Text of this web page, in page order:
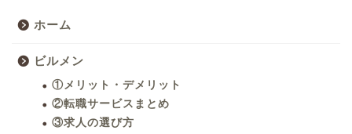
ホーム
ビルメン
①メリット・デメリット
②転職サービスまとめ
③求人の選び方